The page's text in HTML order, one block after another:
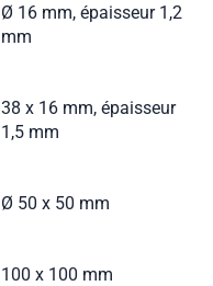
Ø 16 mm, épaisseur 1,2
mm
38 x 16 mm, épaisseur
1,5 mm
Ø 50 x 50 mm
100 x 100 mm